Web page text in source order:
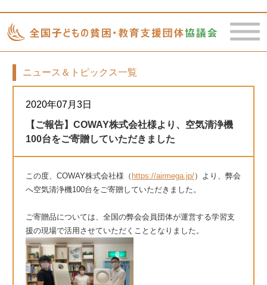
ニュース＆トピックス一覧
2020年07月3日
【ご報告】COWAY株式会社様より、空気清浄機
100台をご寄贈していただきました
この度、COWAY株式会社様（ https://airmega.jp/）より、弊会
へ空気清浄機100台をご寄贈していただきました。
ご寄贈品については、全国の弊会会員団体が運営する学習支
援の現場で活用させていただくこととなりました。